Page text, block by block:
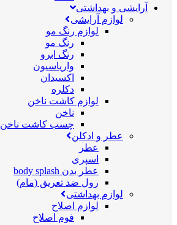
آرایشی و بهداشتی
لوازم آرایشی
لوازم رنگ مو
رنگ مو
رنگ ابرو
واریاسیون
اکسیدان
دکلره
لوازم کاشت ناخن
ناخن
چسب کاشت ناخن
عطر و ادکلن
عطر
اسپری
عطر بدن body splash
رول ضد تعریق (مام)
لوازم بهداشتی
لوازم اصلاح
فوم اصلاح